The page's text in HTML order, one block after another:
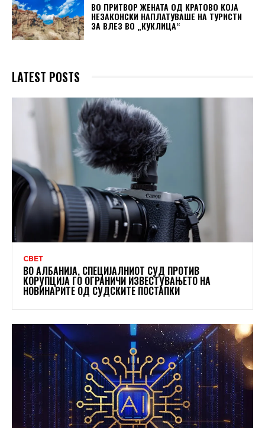
ВО ПРИТВОР ЖЕНАТА ОД КРАТОВО КОЈА
НЕЗАКОНСКИ НАПЛАТУВАШЕ НА ТУРИСТИ
ЗА ВЛЕЗ ВО „КУКЛИЦА“
LATEST POSTS
СВЕТ
ВО АЛБАНИЈА, СПЕЦИЈАЛНИОТ СУД ПРОТИВ
КОРУПЦИЈА ГО ОГРАНИЧИ ИЗВЕСТУВАЊЕТО НА
НОВИНАРИТЕ ОД СУДСКИТЕ ПОСТАПКИ